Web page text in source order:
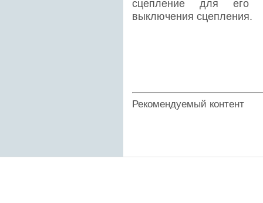
сцепление для его
выключения сцепления.
Рекомендуемый контент